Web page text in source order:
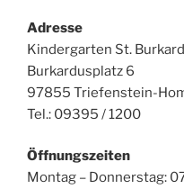
Adresse
Kindergarten St.
Burkardusplatz 6
97855 Triefenstein-
Tel.: 09395 / 1200
Öffnungszeiten
Montag – Donnerstag: